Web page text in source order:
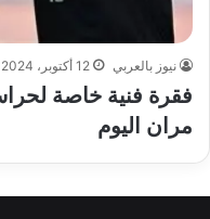
نيوز بالعربي 12 أكتوبر، 2024
فقرة فنية خاصة
مران اليوم